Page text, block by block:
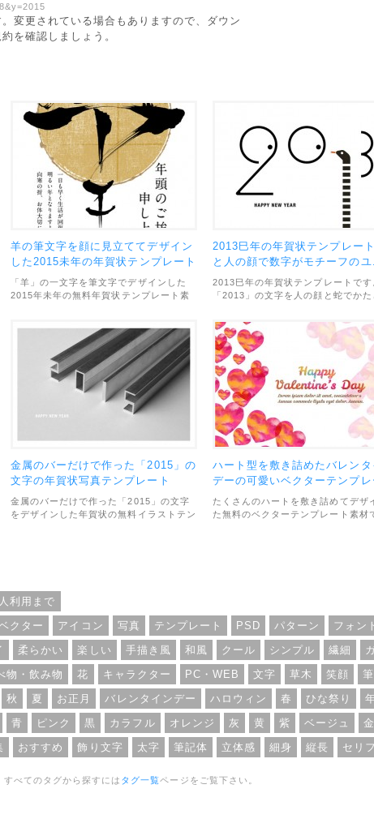
変更されている場合もありますので、ダウン
を確認しましょう。
羊の筆文字を顔に見立ててデザイン
した2015未年の年賀状テンプレート
「羊」の一文字を筆文字でデザインした
2015年未年の無料年賀状テンプレート素
ザインになっています。文字の無いバージ
ョンや背景の丸が無いバージョンも用意さ
れているので、自分でカスタマイズして使
うのも簡単です。画像サイズは
1968×2913pxと高画質。利用範囲につい
ては、個人・商用利用問わずOKとなって
2013巳年の年賀状テンプレー
と人の顔で数字がモチーフのユ
クなデザイン
2013巳年の年賀状テンプレートです
「2013」の文字を人の顔と蛇でかた
でおしゃれな雰囲気です。縦と横の
ジョンがセットになっています。素
ァイル形式はPNGで、画像サイズは
2913×1969pxと高解像度。そのまま
して使えます。利用範囲については
人・商用利用問わずOKとなっていま
金属のバーだけで作った「2015」の
文字の年賀状写真テンプレート
金属のバーだけで作った「2015」の文字
をデザインした年賀状の無料イラストテン
2913×1963pxです。利用範囲について
は、個人・商用利用問わずOKとなってい
ます。
ハート型を敷き詰めたバレンタ
デーの可愛いベクターテンプレ
たくさんのハートを敷き詰めてデザ
た無料のベクターテンプレート素材
利用まで
クター アイコン 写真 テンプレート PSD パターン フォン
柔らかい 楽しい 手描き風 和風 クール シンプル 繊細
物・飲み物 花 キャラクター PC・WEB 文字 草木 笑顔
秋 夏 お正月 バレンタインデー ハロウィン 春 ひな祭り
青 ピンク 黒 カラフル オレンジ 灰 黄 紫 ベージュ 金
おすすめ 飾り文字 太字 筆記体 立体感 細身 縦長 セリフ
べてのタグから探すには タグ一覧ページをご覧下さい。